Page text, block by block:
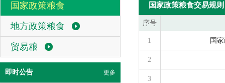
国家政策粮食
地方政策粮食
贸易粮
即时公告 更多
国家政策粮食交易规则
序号
1 国
2
3